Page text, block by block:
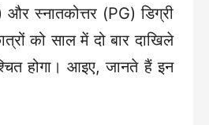
स्नातकोत्तर (PG) डिग्री
को साल में दो बार दाखिले
होगा। आइए, जानते हैं इन